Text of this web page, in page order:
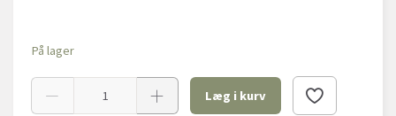
På lager
Læg i kurv